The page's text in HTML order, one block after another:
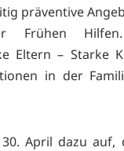
präventive
Frühen
Eltern – Starke
in der
April dazu auf,